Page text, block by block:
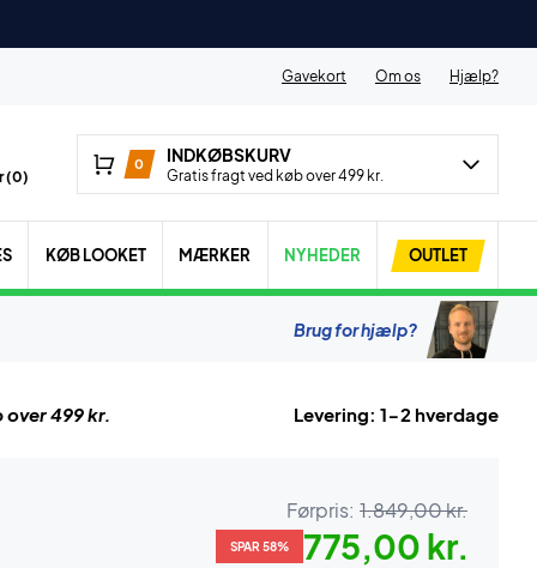
Gavekort Om os Hjælp?
(0)
0 INDKØBSKURV
Gratis fragt ved køb over 499 kr.
KØB LOOKET MÆRKER NYHEDER OUTLET
Brug for hjælp?
over 499 kr. Levering: 1-2 hverdage
Førpris: 1.849,00 kr.
SPAR 58% 775,00 kr.